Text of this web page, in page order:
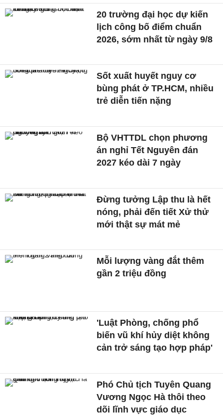
20 trường đại học dự kiến
lịch công bố điểm chuẩn
2026, sớm nhất từ ngày 9/8
Sốt xuất huyết nguy cơ
bùng phát ở TP.HCM, nhiều
trẻ diễn tiến nặng
Bộ VHTTDL chọn phương
án nghỉ Tết Nguyên đán
2027 kéo dài 7 ngày
Đừng tưởng Lập thu là hết
nóng, phải đến tiết Xử thử
mới thật sự mát mẻ
Mỗi lượng vàng đắt thêm
gần 2 triệu đồng
'Luật Phòng, chống phổ
biến vũ khí hủy diệt không
cản trở sáng tạo hợp pháp'
Phó Chủ tịch Tuyên Quang
Vương Ngọc Hà thôi theo
dõi lĩnh vực giáo dục